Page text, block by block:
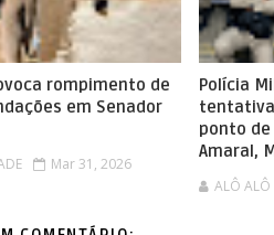
rompimento de
em Senador
Mar 31, 2026
Polícia
ponto
Amaral,
ALÔ ALÔ